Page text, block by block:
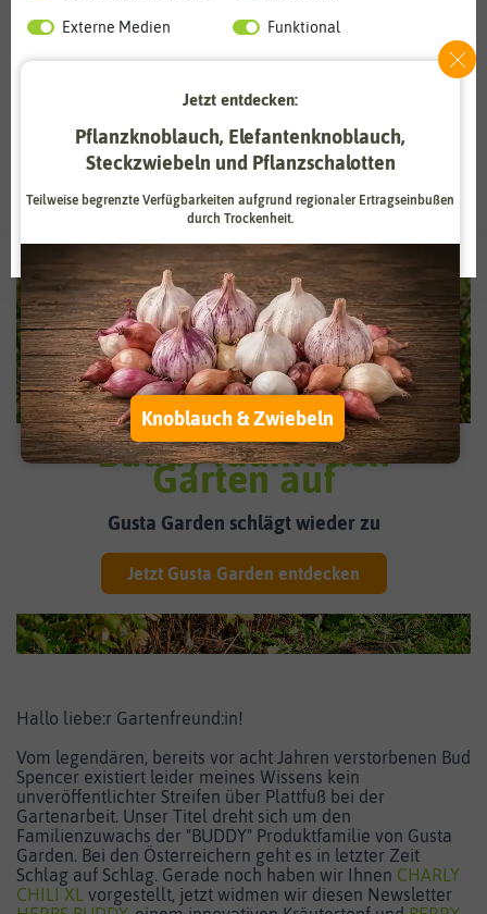
Buddy räumt den
Garten auf
Gusta Garden schlägt wieder zu
Jetzt Gusta Garden entdecken
Hallo liebe:r Gartenfreund:in!
Vom legendären, bereits vor acht Jahren verstorbenen Bud
Spencer existiert leider meines Wissens kein
unveröffentlichter Streifen über Plattfuß bei der
Gartenarbeit. Unser Titel dreht sich um den
Familienzuwachs der "BUDDY" Produktfamilie von Gusta
Garden. Bei den Österreichern geht es in letzter Zeit
Schlag auf Schlag. Gerade noch haben wir Ihnen CHARLY
CHILI XL vorgestellt, jetzt widmen wir diesen Newsletter
Externe Medien Funktional
Alle akzeptieren
Jetzt entdecken:
Pflanzknoblauch, Elefantenknoblauch,
Steckzwiebeln und Pflanzschalotten
Teilweise begrenzte Verfügbarkeiten aufgrund regionaler Ertragseinbußen
durch Trockenheit.
Knoblauch & Zwiebeln